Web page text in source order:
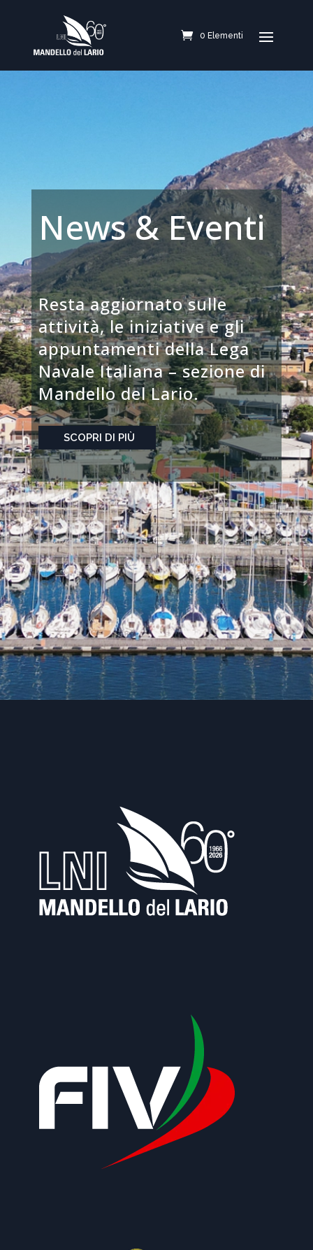
0 Elementi
News & Eventi
Resta aggiornato sulle
attività, le iniziative e gli
appuntamenti della Lega
Navale Italiana – sezione di
Mandello del Lario.
SCOPRI DI PIÙ